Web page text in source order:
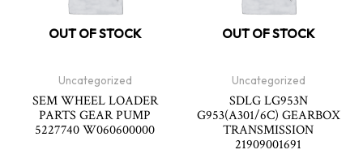
OUT OF STOCK
Uncategorized
SEM WHEEL LOADER
PARTS GEAR PUMP
5227740 W060600000
OUT OF STOCK
Uncategorized
SDLG LG953N
G953(A301/6C) GEARBOX
TRANSMISSION
21909001691